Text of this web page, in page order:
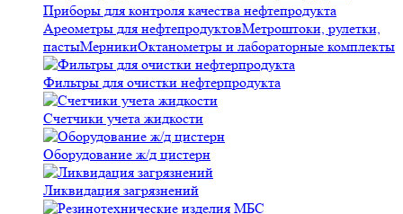
Приборы для контроля качества нефтепродукта
Ареометры для нефтепродуктовМетроштоки, рулетки,
пастыМерникиОктанометры и лабораторные комплекты
Фильтры для очистки нефтерпродукта
Счетчики учета жидкости
Оборудование ж/д цистерн
Ликвидация загрязнений